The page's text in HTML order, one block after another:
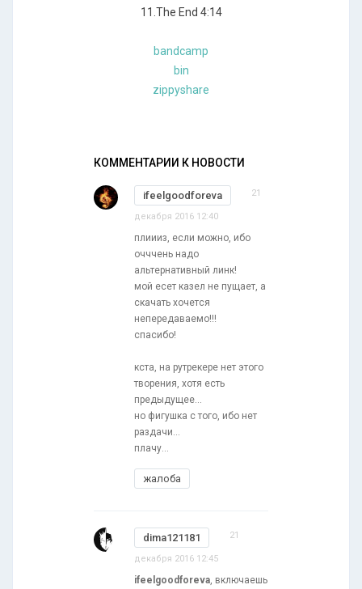
11.The End 4:14
bandcamp
bin
zippyshare
КОММЕНТАРИИ К НОВОСТИ
ifeelgoodforeva 21
декабря 2016 12:40
плиииз, если можно, ибо
очччень надо
альтернативный линк!
мой есет казел не пущает, а
скачать хочется
непередаваемо!!!
спасибо!
кста, на рутрекере нет этого
творения, хотя есть
предыдущее...
но фигушка с того, ибо нет
раздачи...
плачу...
жалоба
dima121181 21
декабря 2016 12:45
ifeelgoodforeva, включаешь